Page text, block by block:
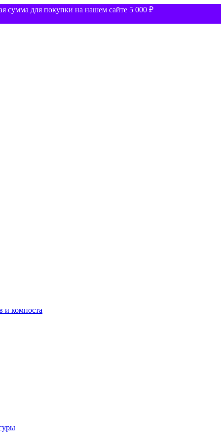
сумма для покупки на нашем сайте 5 000 ₽
и компоста